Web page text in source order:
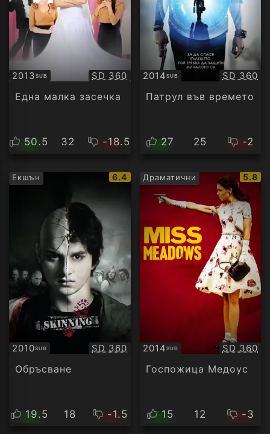
2013SUB
Субтитри Качество:
SD 360
Една малка засечка
50.5 32 -18.5
2014SUB
Субтитри SD 360
Патрул във времето
27 25 -2
Екшън
IMDb
рейтинг:
6.4
2010SUB
Субтитри Качество:
SD 360
Обръсване
19.5 18 -1.5
Драматични
IMDb
5.8
2014SUB
Субтитри SD 360
Госпожица Медоус
15 12 -3